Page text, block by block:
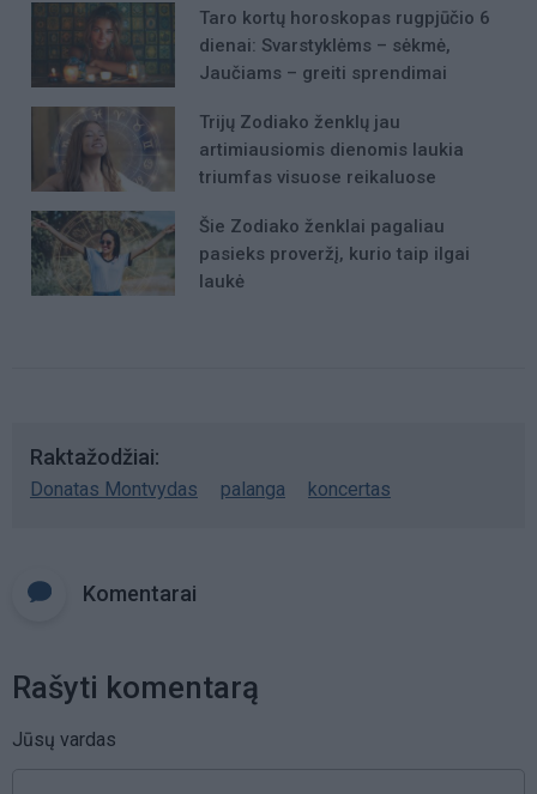
Taro kortų horoskopas rugpjūčio 6
dienai: Svarstyklėms – sėkmė,
Jaučiams – greiti sprendimai
Trijų Zodiako ženklų jau
artimiausiomis dienomis laukia
triumfas visuose reikaluose
Šie Zodiako ženklai pagaliau
pasieks proveržį, kurio taip ilgai
laukė
Raktažodžiai
Donatas Montvydas palanga koncertas
Komentarai
Rašyti komentarą
Jūsų vardas